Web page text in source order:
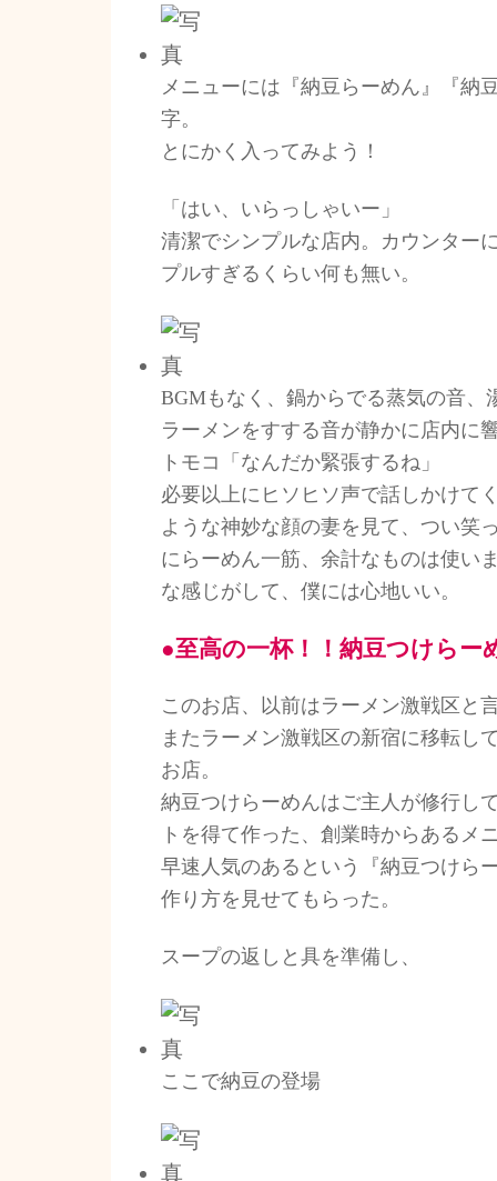
メニューには『納豆らーめん』『納
字。
とにかく入ってみよう！
「はい、いらっしゃいー」
清潔でシンプルな店内。カウンター
プルすぎるくらい何も無い。
BGMもなく、鍋からでる蒸気の音、
ラーメンをすする音が静かに店内に
トモコ「なんだか緊張するね」
必要以上にヒソヒソ声で話しかけて
ような神妙な顔の妻を見て、つい笑
にらーめん一筋、余計なものは使い
な感じがして、僕には心地いい。
●至高の一杯！！納豆つけらー
このお店、以前はラーメン激戦区と
またラーメン激戦区の新宿に移転し
お店。
納豆つけらーめんはご主人が修行し
トを得て作った、創業時からあるメ
早速人気のあるという『納豆つけら
作り方を見せてもらった。
スープの返しと具を準備し、
ここで納豆の登場